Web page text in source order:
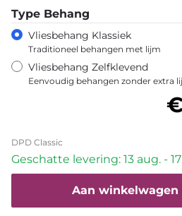
Type Behang
Vliesbehang Klassiek
Traditioneel behangen met lijm
Vliesbehang Zelfklevend
Eenvoudig behangen zonder extra
DPD Classic
Geschatte levering: 13 aug. -
Aan winkelwagen